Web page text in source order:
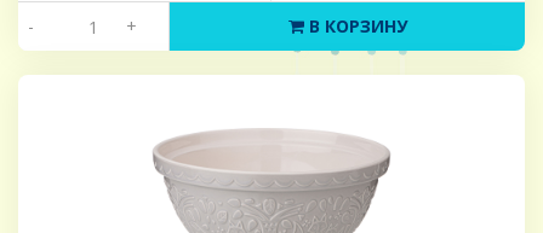
- + В КОРЗИНУ